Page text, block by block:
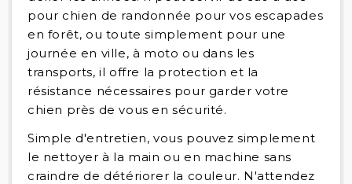
pour chien de randonnée pour vos escapades
en forêt, ou toute simplement pour une
journée en ville, à moto ou dans les
transports, il offre la protection et la
résistance nécessaires pour garder votre
chien près de vous en sécurité.
Simple d'entretien, vous pouvez simplement
le nettoyer à la main ou en machine sans
craindre de détériorer la couleur. N'attendez